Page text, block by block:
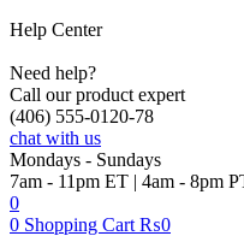
Help Center
Need help?
Call our product expert
(406) 555-0120-78
chat with us
Mondays - Sundays
7am - 11pm ET | 4am - 8pm
0
0 Shopping Cart ₨0